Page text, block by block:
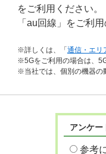
をご利用ください。
「au回線」をご利
※詳しくは、「 通信・エリ
※5Gをご利用の場合は、
※当社では、個別の機器の
アンケー
参考